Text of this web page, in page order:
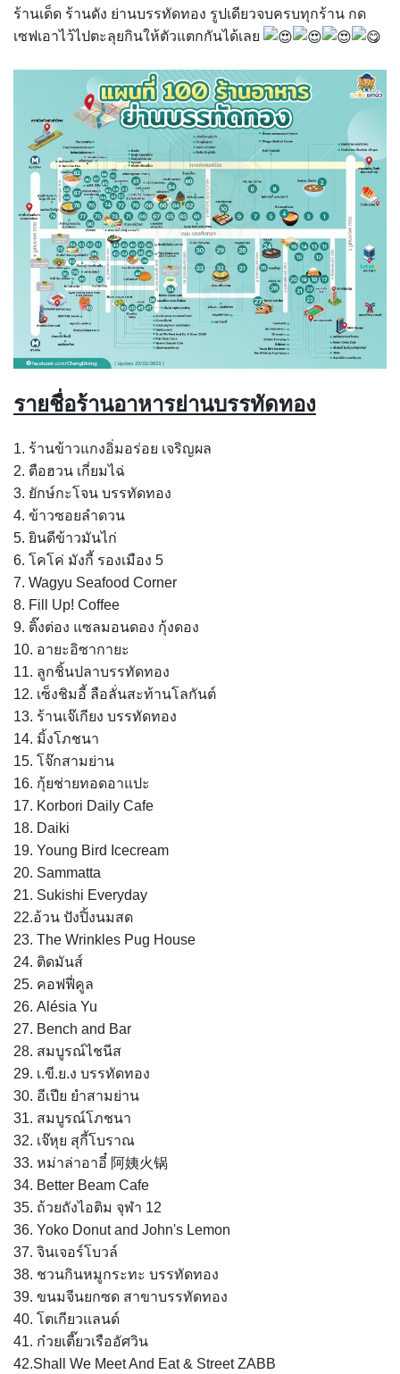
ร้านเด็ด ร้านดัง ย่านบรรทัดทอง รูปเดียวจบครบทุกร้าน กด
เซฟเอาไว้ไปตะลุยกินให้ตัวแตกกันได้เลย
รายชื่อร้านอาหารย่านบรรทัดทอง
1. ร้านข้าวแกงอิ่มอร่อย เจริญผล
2. ตือฮวน เกี่ยมไฉ่
3. ยักษ์กะโจน บรรทัดทอง
4. ข้าวซอยลำดวน
5. ยินดีข้าวมันไก่
6. โคโค่ มังกี้ รองเมือง 5
7. Wagyu Seafood Corner
8. Fill Up! Coffee
9. ติ๊งต่อง แซลมอนดอง กุ้งดอง
10. อายะอิซากายะ
11. ลูกชิ้นปลาบรรทัดทอง
12. เซ็งชิมอี้ ลือลั่นสะท้านโลกันต์
13. ร้านเจ๊เกียง บรรทัดทอง
14. มิ้งโภชนา
15. โจ๊กสามย่าน
16. กุ้ยช่ายทอดอาแปะ
17. Korbori Daily Cafe
18. Daiki
19. Young Bird Icecream
20. Sammatta
21. Sukishi Everyday
22.อ้วน ปังปิ้งนมสด
23. The Wrinkles Pug House
24. ติดมันส์
25. คอฟฟี่คูล
26. Alésia Yu
27. Bench and Bar
28. สมบูรณ์ไชนีส
29. เ.ขี.ย.ง บรรทัดทอง
30. อีเปีย ยำสามย่าน
31. สมบูรณ์โภชนา
32. เจ๊หุย สุกี้โบราณ
33. หม่าล่าอาอี๋​ 阿姨火锅
34. Better Beam Cafe
35. ถ้วยถังไอติม จุฬา 12
36. Yoko Donut and John's Lemon
37. จินเจอร์โบวล์
38. ชวนกินหมูกระทะ บรรทัดทอง
39. ขนมจีนยกซด สาขาบรรทัดทอง
40. โตเกียวแลนด์
41. ก๋วยเตี๊ยวเรืออัศวิน
42.Shall We Meet And Eat & Street ZABB